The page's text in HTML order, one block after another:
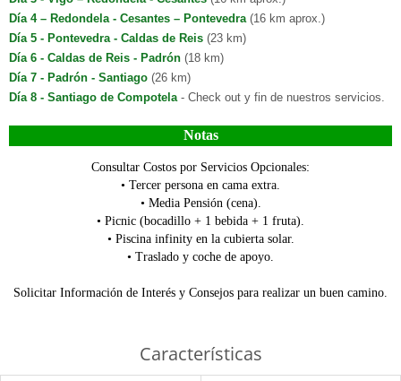
Día 4 – Redondela - Cesantes – Pontevedra(16 km aprox.)
Día 5 - Pontevedra - Caldas de Reis (23 km)
Día 6 - Caldas de Reis - Padrón (18 km)
Día 7 - Padrón - Santiago (26 km)
Día 8 - Santiago de Compotela- Check out y fin de nuestros servicios.
Notas
Consultar Costos por Servicios Opcionales:
• Tercer persona en cama extra.
• Media Pensión (cena).
• Picnic (bocadillo + 1 bebida + 1 fruta).
• Piscina infinity en la cubierta solar.
• Traslado y coche de apoyo.
Solicitar Información de Interés y Consejos para realizar un buen camino.
Características